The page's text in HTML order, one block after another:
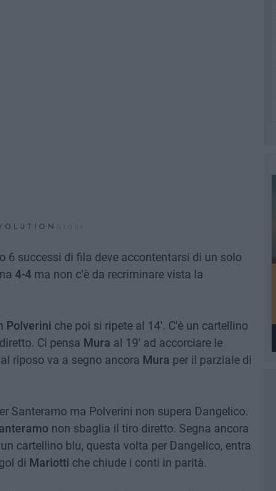
6 successi di fila deve accontentarsi di un solo
4-4ma non c'è da recriminare vista la
Polverini che poi si ripete al 14'. C'è un cartellino
Ci pensa Mura al 19' ad accorciare le
riposo va a segno ancora Mura per il parziale di
Santeramo ma Polverini non supera Dangelico.
non sbaglia il tiro diretto. Segna ancora
cartellino blu, questa volta per Dangelico, entra
di Mariotti che chiude i conti in parità.